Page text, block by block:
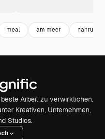
meal am meer
Arbeit zu verwirklichen.
Kreativen, Unternehmen,
Studios.